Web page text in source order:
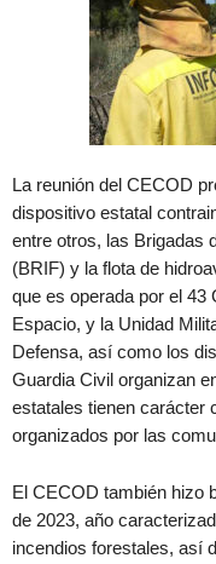
La reunión del CECOD
dispositivo estatal
entre otros, las Brigadas
(BRIF) y la flota de
que es operada por el 43
Espacio, y la Unidad
Defensa, así como los
Guardia Civil organizan
estatales tienen carácter
organizados por las
El CECOD también hizo
de 2023, año
incendios forestales, así